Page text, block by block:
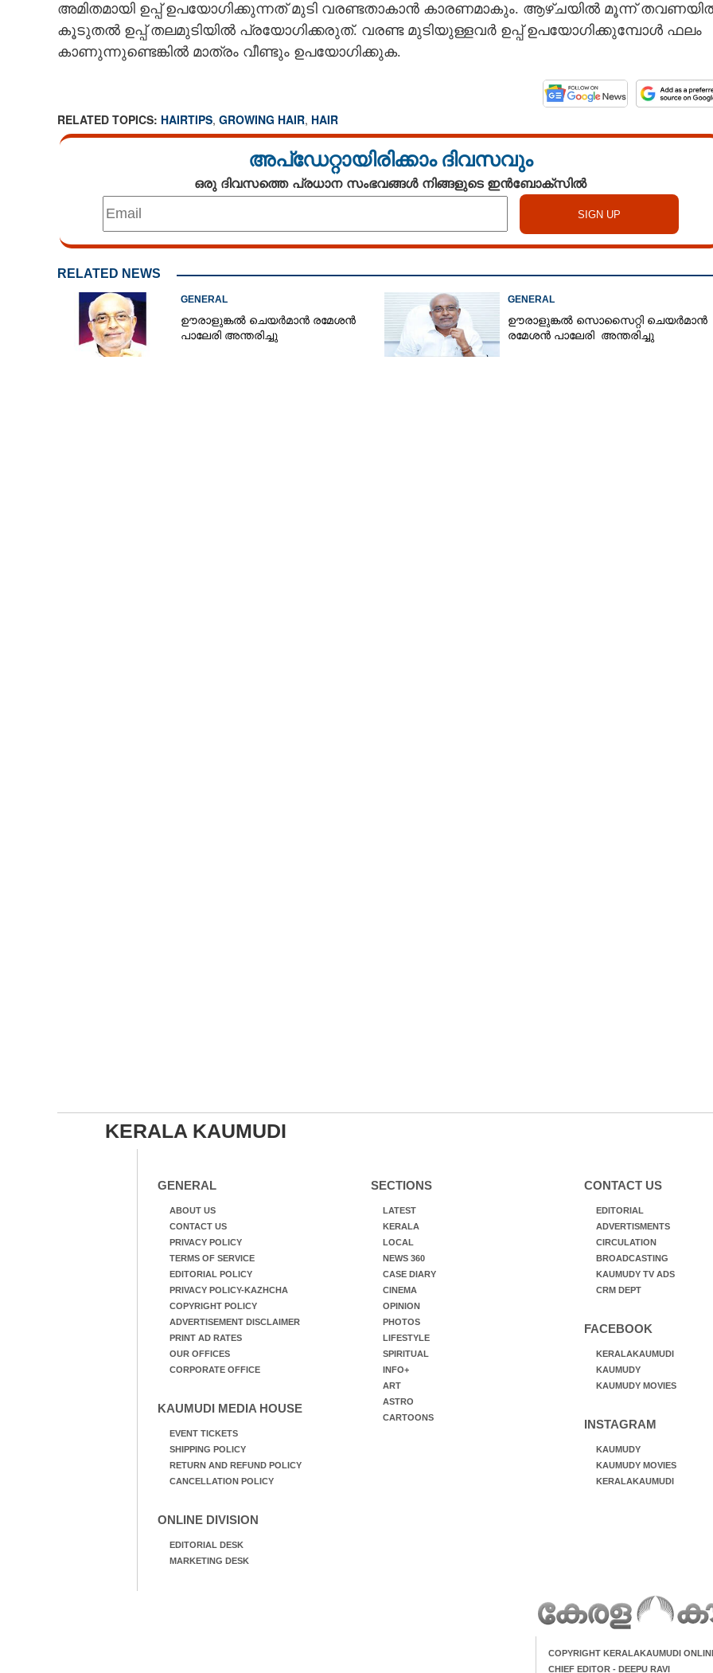
അമിതമായി ഉപ്പ് ഉപയോഗിക്കുന്നത് മുടി വരണ്ടതാകാൻ കാരണമാകും. ആഴ്‌ചയിൽ മൂന്ന്
കൂടുതൽ ഉപ്പ് തലമുടിയിൽ പ്രയോഗിക്കരുത്. വരണ്ട മുടിയുള്ളവർ ഉപ്പ് ഉപയോഗിക്കുമ്പോൾ ഫലം
കാണുന്നുണ്ടെങ്കിൽ മാത്രം വീണ്ടും ഉപയോഗിക്കുക.
RELATED TOPICS: HAIRTIPS, GROWING HAIR, HAIR
അപ്ഡേറ്റായിരിക്കാം ദിവസവും
ഒരു ദിവസത്തെ പ്രധാന സംഭവങ്ങൾ നിങ്ങളുടെ ഇൻബോക്സിൽ
RELATED NEWS
GENERAL
ഊരാളുങ്കൽ ചെയർമാൻ രമേശൻ
പാലേരി അന്തരിച്ചു
GENERAL
ഊരാളുങ്കൽ സൊസൈറ്റി ചെയർമാൻ
രമേശൻ പാലേരി അന്തരിച്ചു
KERALA KAUMUDI
GENERAL
ABOUT US
CONTACT US
PRIVACY POLICY
TERMS OF SERVICE
EDITORIAL POLICY
PRIVACY POLICY-KAZHCHA
COPYRIGHT POLICY
ADVERTISEMENT DISCLAIMER
PRINT AD RATES
OUR OFFICES
CORPORATE OFFICE
KAUMUDI MEDIA HOUSE
EVENT TICKETS
SHIPPING POLICY
RETURN AND REFUND POLICY
CANCELLATION POLICY
ONLINE DIVISION
EDITORIAL DESK
MARKETING DESK
SECTIONS
LATEST
KERALA
LOCAL
NEWS 360
CASE DIARY
CINEMA
OPINION
PHOTOS
LIFESTYLE
SPIRITUAL
INFO+
ART
ASTRO
CARTOONS
CONTACT US
EDITORIAL
ADVERTISMENTS
CIRCULATION
BROADCASTING
KAUMUDY TV ADS
CRM DEPT
FACEBOOK
KERALAKAUMUDI
KAUMUDY
KAUMUDY MOVIES
INSTAGRAM
KAUMUDY
KAUMUDY MOVIES
KERALAKAUMUDI
COPYRIGHT KERALAKAUMUDI
CHIEF EDITOR - DEEPU RAVI
ഒരു നുള്ള് ഉപ്പ് മതി, താരൻ മാറി മുടി
തഴച്ചുവളരും; അറിയാതെ പോകരുത് ഈ
Share this link
Copy Link